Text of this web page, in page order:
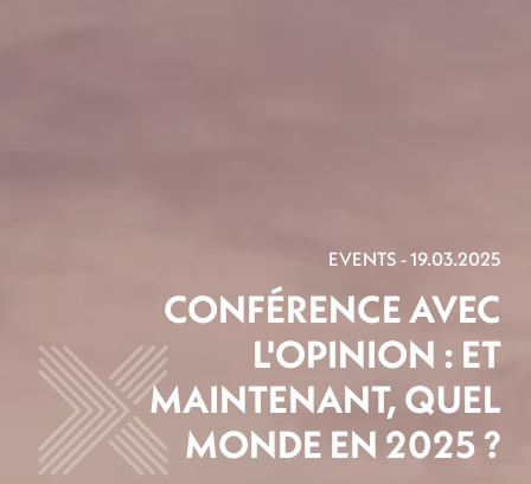
EVENTS - 19.03.2025
CONFÉRENCE AVEC
L'OPINION : ET
MAINTENANT, QUEL
MONDE EN 2025 ?